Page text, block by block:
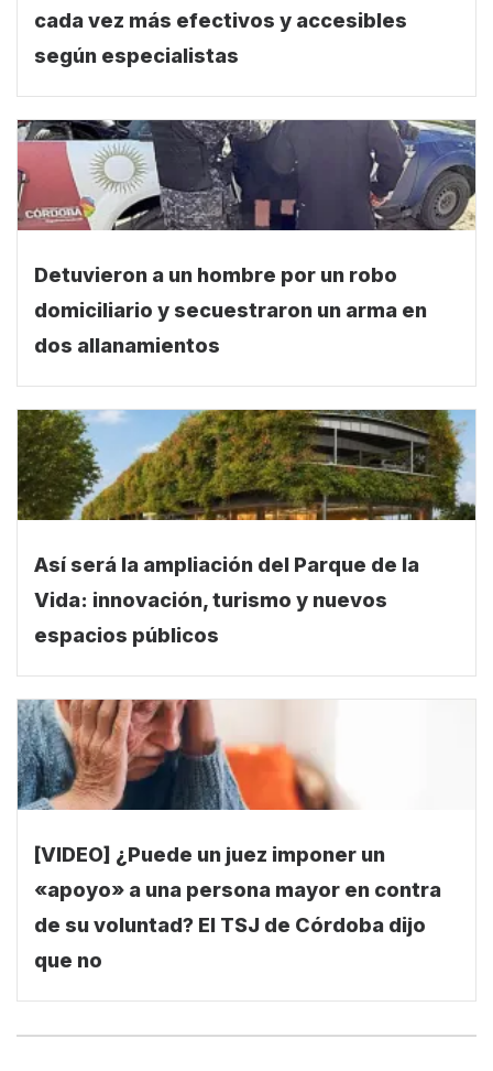
cada vez más efectivos y accesibles
según especialistas
Detuvieron a un hombre por un robo
domiciliario y secuestraron un arma en
dos allanamientos
Así será la ampliación del Parque de la
Vida: innovación, turismo y nuevos
espacios públicos
[VIDEO] ¿Puede un juez imponer un
«apoyo» a una persona mayor en contra
de su voluntad? El TSJ de Córdoba dijo
que no